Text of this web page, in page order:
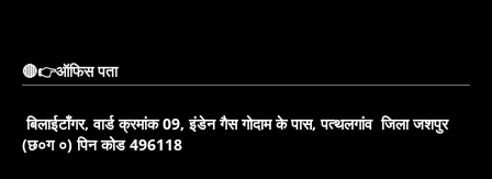
🔴👉ऑफिस पता
बिलाईटाँगर, वार्ड क्रमांक 09, इंडेन गैस गोदाम के पास, पत्थलगांव जिला जशपुर
(छ०ग ०) पिन कोड 496118